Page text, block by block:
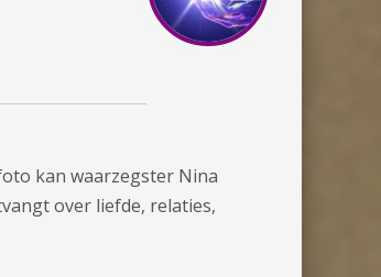
kan waarzegster Nina
over liefde, relaties,